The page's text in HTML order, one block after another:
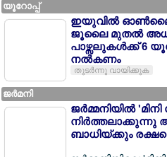
യൂറോപ്പ്
ഇയുവില്‍ ഓണ്‍ലൈന്‍
ജൂലൈ മുതല്‍
പാഴ്സലുകള്‍ക്ക് 6
നല്‍കണം
തുടര്‍ന്നു വായിക്കുക
ജര്‍മനി
ജര്‍മ്മനിയില്‍
നിര്‍ത്തലാക്കുന്നു
ബാധിയ്ക്കും